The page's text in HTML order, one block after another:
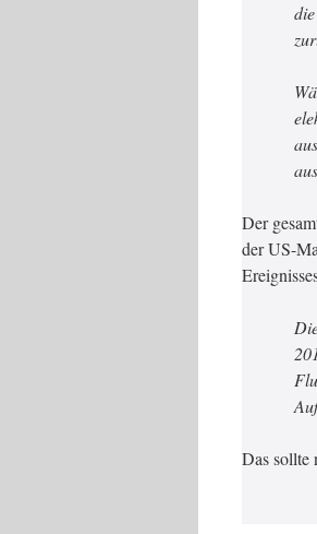
Der
der US-
Das sollte